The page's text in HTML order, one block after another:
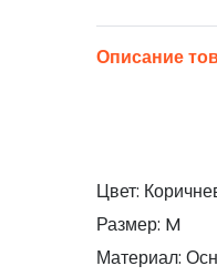
Описание
Цвет:
Размер: M
Материал: